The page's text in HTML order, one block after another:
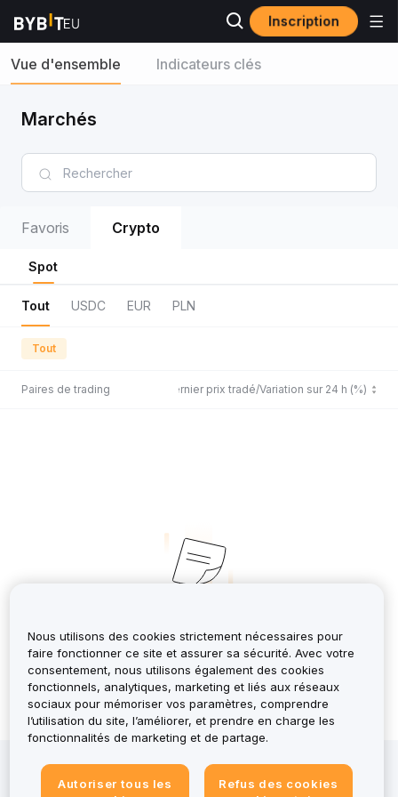
Inscription
Vue d'ensemble Indicateurs clés
Marchés
Favoris Crypto
Spot
Tout USDC EUR PLN
Tout
Paires de trading Dernier prix tradé/Variation sur 24 h (%)
No Records
Investir dans des actifs crypto comporte des risques,
notamment une forte volatilité et la perte potentielle de
Nous utilisons des cookies strictement nécessaires pour
faire fonctionner ce site et assurer sa sécurité. Avec votre
consentement, nous utilisons également des cookies
fonctionnels, analytiques, marketing et liés aux réseaux
sociaux pour mémoriser vos paramètres, comprendre
l’utilisation du site, l’améliorer, et prendre en charge les
fonctionnalités de marketing et de partage.
Autoriser tous les
Refus des cookies